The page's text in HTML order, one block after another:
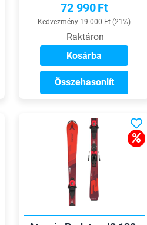
72 990Ft
Kedvezmény 19 000 Ft (21%)
Raktáron
Kosárba
Összehasonlít